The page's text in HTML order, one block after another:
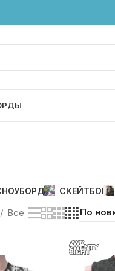
СКЕЙТБОРД
Все